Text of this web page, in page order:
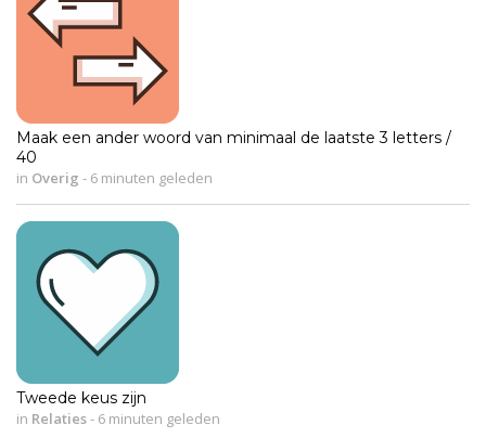
Maak een ander woord van minimaal de laatste 3 letters /
40
in Overig - 6 minuten geleden
Tweede keus zijn
in Relaties- 6 minuten geleden